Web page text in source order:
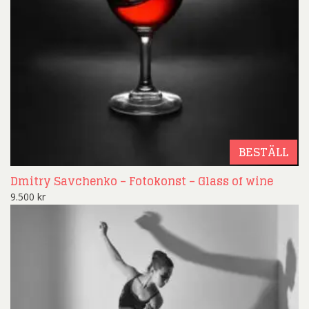
BESTÄLL
Dmitry Savchenko – Fotokonst – Glass of wine
9.500 kr